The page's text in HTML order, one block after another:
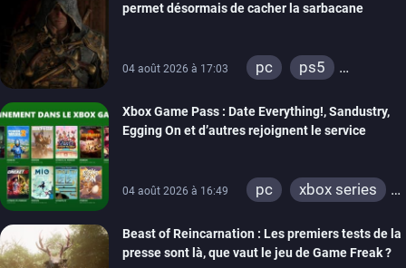
permet désormais de cacher la sarbacane
04 août 2026 à 17:03 pc
ps5
Xbox Game Pass : Date Everything!, Sandustry,
Egging On et d’autres rejoignent le service
04 août 2026 à 16:49 pc
xbox series
Beast of Reincarnation : Les premiers tests de la
presse sont là, que vaut le jeu de Game Freak ?